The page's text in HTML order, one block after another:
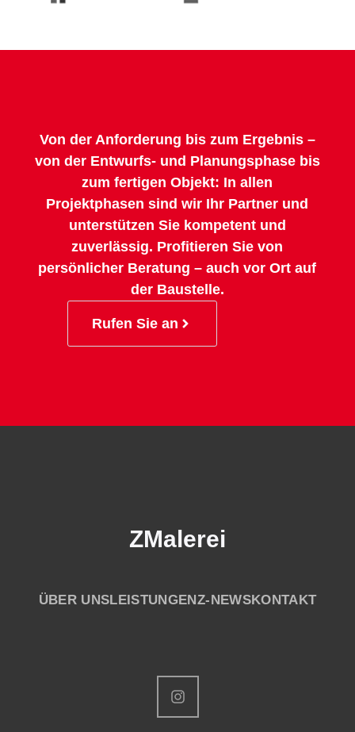
Von der Anforderung bis zum Ergebnis –
von der Entwurfs- und Planungsphase bis
zum fertigen Objekt: In allen
Projektphasen sind wir Ihr Partner und
unterstützen Sie kompetent und
zuverlässig. Profitieren Sie von
persönlicher Beratung – auch vor Ort auf
der Baustelle.
Rufen Sie an
ZMalerei
ÜBER UNSLEISTUNGENZ-NEWSKONTAKT